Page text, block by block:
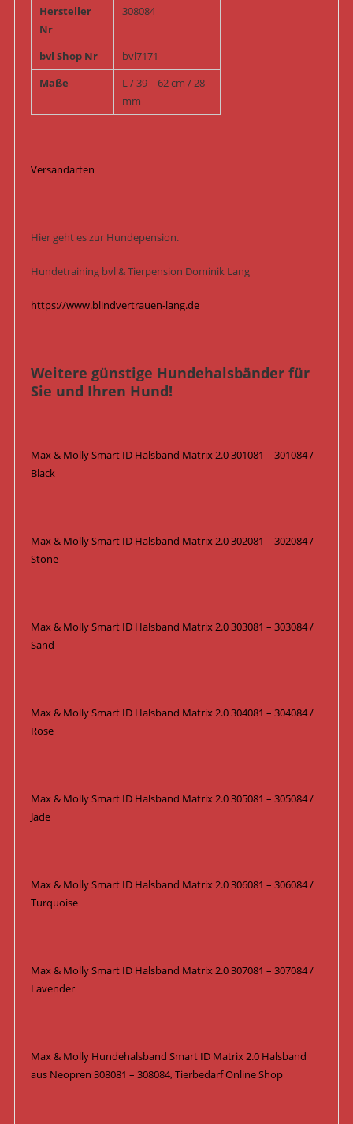
Hersteller
Nr
308084
bvl Shop Nr
bvl7171
Maße
L / 39 – 62 cm / 28
mm
Versandarten
Hier geht es zur Hundepension.
Hundetraining bvl & Tierpension Dominik Lang
https://www.blindvertrauen-lang.de
Weitere günstige Hundehalsbänder für
Sie und Ihren Hund!
Max & Molly Smart ID Halsband Matrix 2.0 301081 – 301084 /
Black
Max & Molly Smart ID Halsband Matrix 2.0 302081 – 302084 /
Stone
Max & Molly Smart ID Halsband Matrix 2.0 303081 – 303084 /
Sand
Max & Molly Smart ID Halsband Matrix 2.0 304081 – 304084 /
Rose
Max & Molly Smart ID Halsband Matrix 2.0 305081 – 305084 /
Jade
Max & Molly Smart ID Halsband Matrix 2.0 306081 – 306084 /
Turquoise
Max & Molly Smart ID Halsband Matrix 2.0 307081 – 307084 /
Lavender
Max & Molly Hundehalsband Smart ID Matrix 2.0 Halsband
aus Neopren 308081 – 308084, Tierbedarf Online Shop